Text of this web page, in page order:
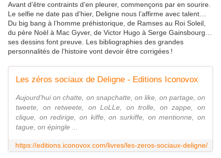
Avant d’être contraints d’en pleurer, commençons par en sourire.
Le selfie ne date pas d’hier, Deligne nous l’affirme avec talent…
Du big bang à l’homme préhistorique, de Ramses au Roi Soleil,
du père Noël à Mac Gyver, de Victor Hugo à Serge Gainsbourg…
ses dessins font preuve. Les bibliographies des grandes
personnalités de l’histoire vont devoir être corrigées !
Les zéros sociaux de Deligne - Editions Iconovox
Aujourd'hui on chatte, on snapchatte, on like, on partage, on
tweete, on retweete, on LoLLe, on trolle, on zappe, on
clique, on redirige, on kiffe, on surkiffe, on mentionne, on
tague, on épingle ...
https://editions.iconovox.com/livres/les-zeros-sociaux-deligne/